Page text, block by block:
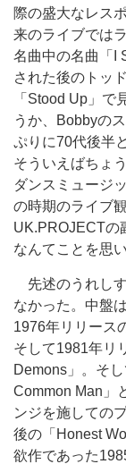
際の盛大なレス
来のライブでは
名曲中の名曲「I
された後のトッ
「Stood Up」で
うか、Bobbyの
ぷりに70代後半
そういえばちょ
ダンスミュージ
の時期のライブ
UK.PROJECTの
なんてことを思
先述のうれし
なかった。中盤
1976年リリース
そして1981年リ
Demons」。そ
Common Man」
ンジを施しての
後の「Honest
欲作であった